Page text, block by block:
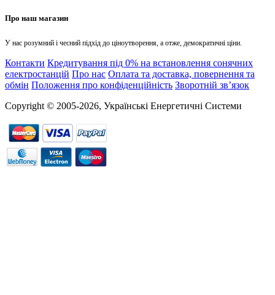
Про наш магазин
У нас розумний і чесний підхід до ціноутворення, а отже, демократичні ціни.
Контакти Кредитування під 0% на встановлення сонячних
електростанцій Про нас Оплата та доставка, повернення та
обмін Положення про конфіденційність Зворотній зв’язок
Copyright © 2005-2026, Українські Енергетичні Системи